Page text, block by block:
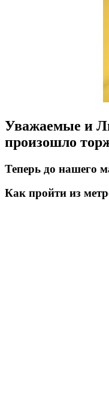
Уважаемые и
произошло
Теперь до нашего
Как пройти из